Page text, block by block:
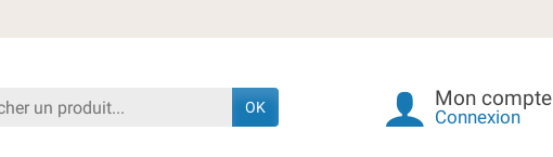
OK Mon compte
Connexion